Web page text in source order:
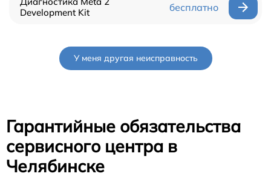
Development Kit
бесплатно
У меня другая неисправность
Гарантийные обязательства
сервисного центра в
Челябинске